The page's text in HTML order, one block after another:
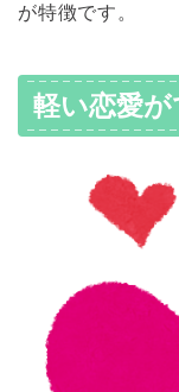
が特徴です。
軽い恋愛